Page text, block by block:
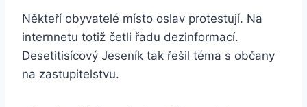
Někteří obyvatelé místo oslav protestují. Na
internnetu totiž četli řadu dezinformací.
Desetitisícový Jeseník tak řešil téma s občany
na zastupitelstvu.